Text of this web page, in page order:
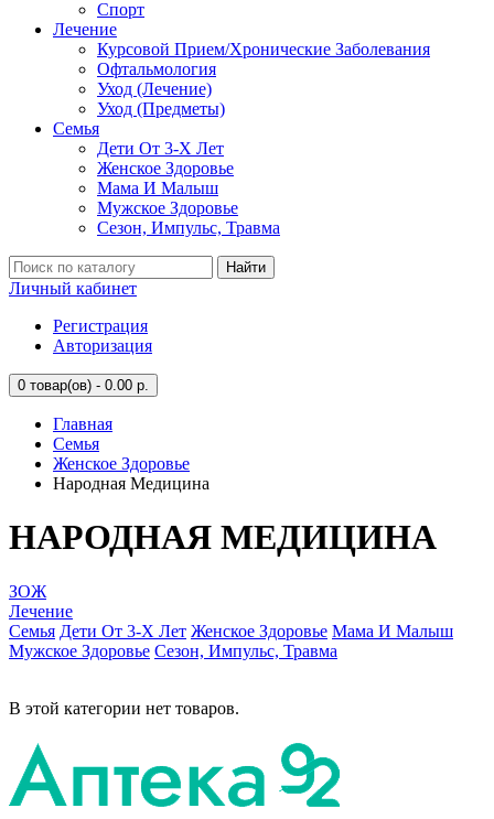
Спорт
Лечение
Курсовой Прием/Хронические Заболевания
Офтальмология
Уход (Лечение)
Уход (Предметы)
Семья
Дети От 3-Х Лет
Женское Здоровье
Мама И Малыш
Мужское Здоровье
Сезон, Импульс, Травма
Найти
Личный кабинет
Регистрация
Авторизация
0 товар(ов) - 0.00 р.
Главная
Семья
Женское Здоровье
Народная Медицина
НАРОДНАЯ МЕДИЦИНА
ЗОЖ
Лечение
Семья Дети От 3-Х Лет Женское Здоровье Мама И Малыш
Мужское Здоровье Сезон, Импульс, Травма
В этой категории нет товаров.